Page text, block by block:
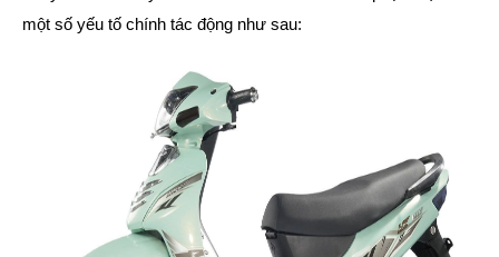
một số yếu tố chính tác động như sau: